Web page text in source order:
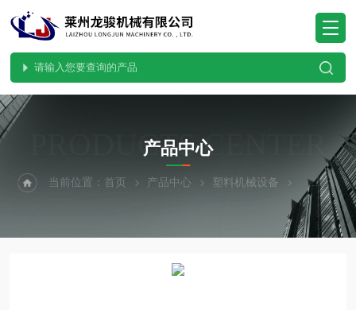
PRODUCTS CENTER
产品中心
当前位置：首页 产品中心 塑料机械设备 滚刀切粒机